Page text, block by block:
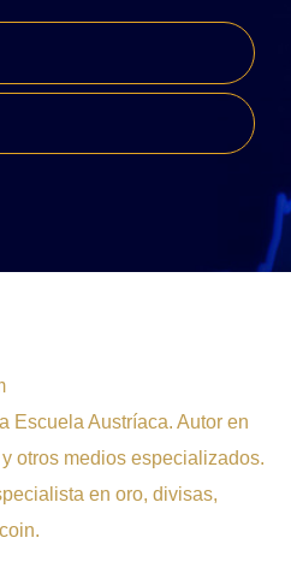
Escuela Austríaca. Autor en
otros medios especializados.
en oro, divisas,